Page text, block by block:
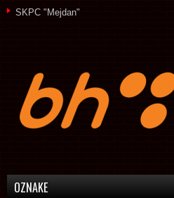
SKPC "Mejdan"
OZNAKE